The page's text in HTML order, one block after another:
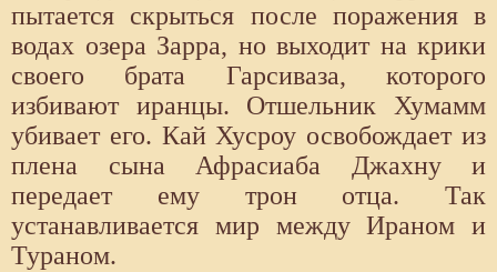
пытается скрыться после поражения в
водах озера Зарра, но выходит на крики
своего брата Гарсиваза, которого
избивают иранцы. Отшельник Хумамм
убивает его. Кай Хусроу освобождает из
плена сына Афрасиаба Джахну и
передает ему трон отца. Так
устанавливается мир между Ираном и
Тураном.